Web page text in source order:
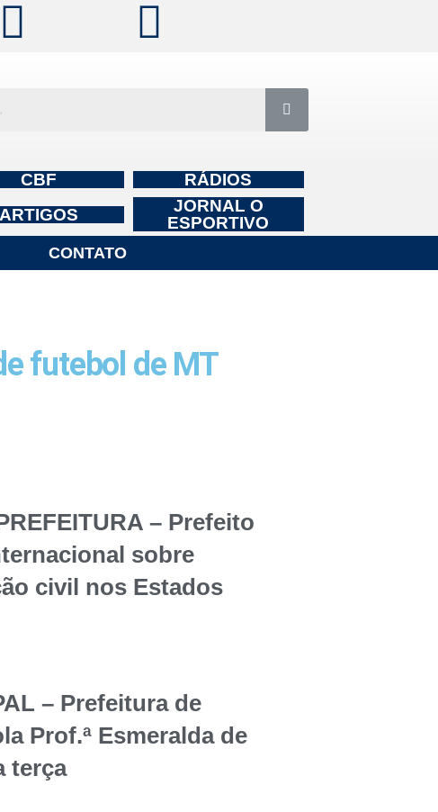
CBF
RÁDIOS
ARTIGOS
JORNAL O
ESPORTIVO
CONTATO
futebol de MT
– Prefeito
sobre
civil nos Estados
– Prefeitura de
Prof.ª Esmeralda de
terça